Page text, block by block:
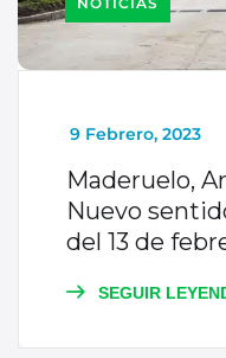
_
9 Febrero, 2023
Maderuelo,
Nuevo
del 13 de
SEGUIR